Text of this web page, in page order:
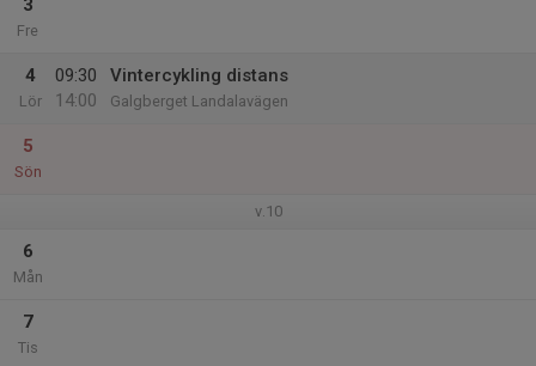
3
Fre
4
Lör
09:30
14:00
Vintercykling distans
Galgberget Landalavägen
5
Sön
v.10
6
Mån
7
Tis